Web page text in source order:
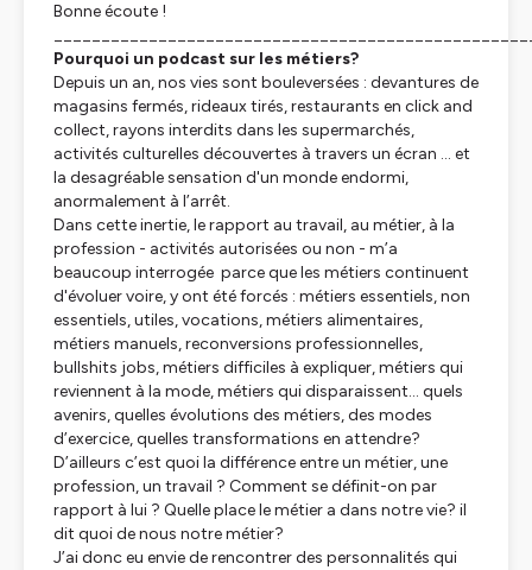
Bonne écoute !
Pourquoi un podcast sur les métiers?
Depuis un an, nos vies sont bouleversées : devantures de
magasins fermés, rideaux tirés, restaurants en click and
collect, rayons interdits dans les supermarchés,
activités culturelles découvertes à travers un écran ... et
la desagréable sensation d'un monde endormi,
anormalement à l’arrêt.
Dans cette inertie, le rapport au travail, au métier, à la
profession - activités autorisées ou non - m’a
beaucoup interrogée parce que les métiers continuent
d'évoluer voire, y ont été forcés : métiers essentiels, non
essentiels, utiles, vocations, métiers alimentaires,
métiers manuels, reconversions professionnelles,
bullshits jobs, métiers difficiles à expliquer, métiers qui
reviennent à la mode, métiers qui disparaissent... quels
avenirs, quelles évolutions des métiers, des modes
d’exercice, quelles transformations en attendre?
D’ailleurs c’est quoi la différence entre un métier, une
profession, un travail ? Comment se définit-on par
rapport à lui ? Quelle place le métier a dans notre vie? il
dit quoi de nous notre métier?
J’ai donc eu envie de rencontrer des personnalités qui